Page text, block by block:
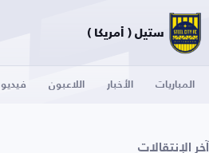
ستيل ( أمريكا )
المباريات الأخبار اللاعبون فيديو
آخر الإنتقالات